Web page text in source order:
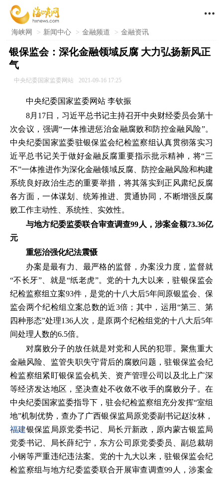

海峡网 > 新闻中心 > 金融频道 > 金融资讯
银保监会：深化金融领域反腐 大力弘扬新风正
气
中央纪委国家监委网站 2021-09-16 17:25
中央纪委国家监委网站 李钦振
8月17日，习近平总书记主持召开中央财经委员会第十
次会议，强调“一体推进惩治金融腐败和防控金融风险”。
中央纪委国家监委驻银保监会纪检监察组认真贯彻落实习
近平总书记关于做好金融反腐重要指示批示精神，将“三
不”一体推进作为深化金融领域反腐、防控金融风险和构建
系统良好政治生态的重要举措，将其落实到正风肃纪反腐
各方面，一体谋划、统筹推进、贯通协同，不断增强反腐
败工作主动性、系统性、实效性。
与地方纪委监委联合审查调查99人，涉案金额73.36亿
元
重惩治强化纪法震慑
办案是最有力、最严格的监督，办案没力度，监督就
“不长牙”、就是“纸老虎”。党的十九大以来，驻银保监会
纪检监察组立案93件，是党的十八大后5年间原银监会、保
监会两个纪检组立案总数的近3倍；其中，运用“第三、第
四种形态”处理136人次，是原两个纪检组党的十八大后5年
间处理人数的6.5倍。
对腐败分子的放任就是对党和人民的犯罪。聚焦重大
金融风险、监管失职失守背后的腐败问题，驻银保监会纪
检监察组紧盯银保监会机关、资产管理公司以及北上广深
等经济发达地区，坚决查处不收敛不收手的腐败分子。在
中央纪委国家监委指导下，驻会纪检监察组充分发挥“室组
地”机制优势，查办了广西银保监局原党委副书记赵汝林，
福建银保监局原党委书记、局长亓新政，原内蒙古银监局
党委书记、局长薛纪宁，东方公司原党委委员、副总裁胡
小钢等严重违纪违法案。党的十九大以来，驻银保监会纪
检监察组与地方纪委监委联合开展审查调查99人，涉案金